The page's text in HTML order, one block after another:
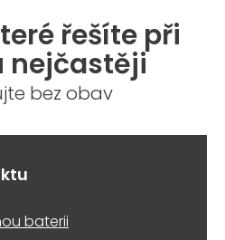
řešíte při
nejčastěji
bez obav
baterii